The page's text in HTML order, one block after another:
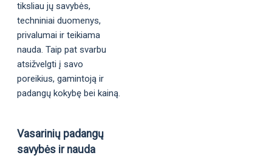
tiksliau jų savybės,
techniniai duomenys,
privalumai ir teikiama
nauda. Taip pat svarbu
atsižvelgti į savo
poreikius, gamintoją ir
padangų kokybę bei kainą.
Vasarinių padangų
savybės ir nauda